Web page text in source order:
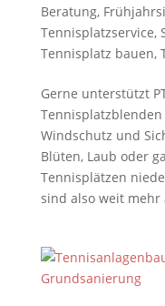
Beratung,
Tennisplatzservice,
Tennisplatz bauen,
Gerne unterstützt
Windschutz und
Blüten, Laub oder
Tennisplätzen
sind also weit mehr